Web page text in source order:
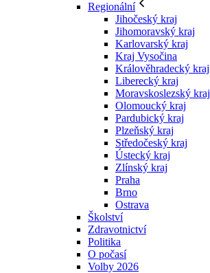
Regionální
Jihočeský kraj
Jihomoravský kraj
Karlovarský kraj
Kraj Vysočina
Králověhradecký kraj
Liberecký kraj
Moravskoslezský kraj
Olomoucký kraj
Pardubický kraj
Plzeňský kraj
Středočeský kraj
Ústecký kraj
Zlínský kraj
Praha
Brno
Ostrava
Školství
Zdravotnictví
Politika
O počasí
Volby 2026